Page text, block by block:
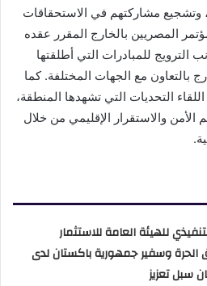
وتشجيع مشاركتهم في الاستحقاقات
المصريين بالخارج المقرر عقده
للمبادرات التي أطلقتها
بالتعاون مع الجهات المختلفة. كما
التحديات التي تشهدها المنطقة،
الأمن والاستقرار الإقليمي من خلال
للهيئة العامة للاستثمار
الحرة وسفير جمهورية باكستان لدى
سبل تعزيز